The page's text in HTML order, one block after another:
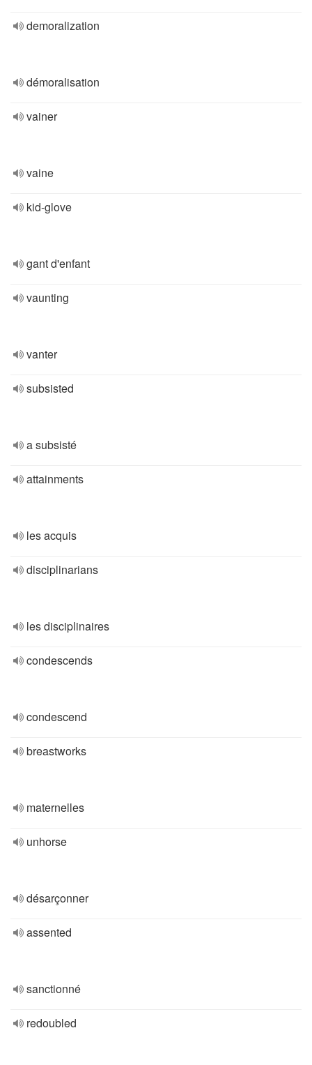
demoralization
démoralisation
vainer
vaine
kid-glove
gant d'enfant
vaunting
vanter
subsisted
a subsisté
attainments
les acquis
disciplinarians
les disciplinaires
condescends
condescend
breastworks
maternelles
unhorse
désarçonner
assented
sanctionné
redoubled